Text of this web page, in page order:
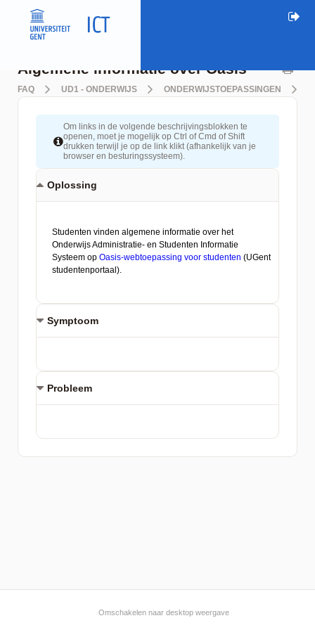
Algemene informatie over Oasis
FAQ UD1 - ONDERWIJS ONDERWIJSTOEPASSINGEN
Om links in de volgende beschrijvingsblokken te
openen, moet je mogelijk op Ctrl of Cmd of Shift
drukken terwijl je op de link klikt (afhankelijk van je
browser en besturingssysteem).
Oplossing
Symptoom
Probleem
Omschakelen naar desktop weergave